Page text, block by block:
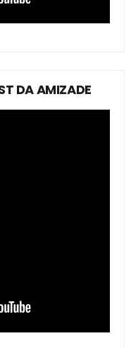
DA AMIZADE